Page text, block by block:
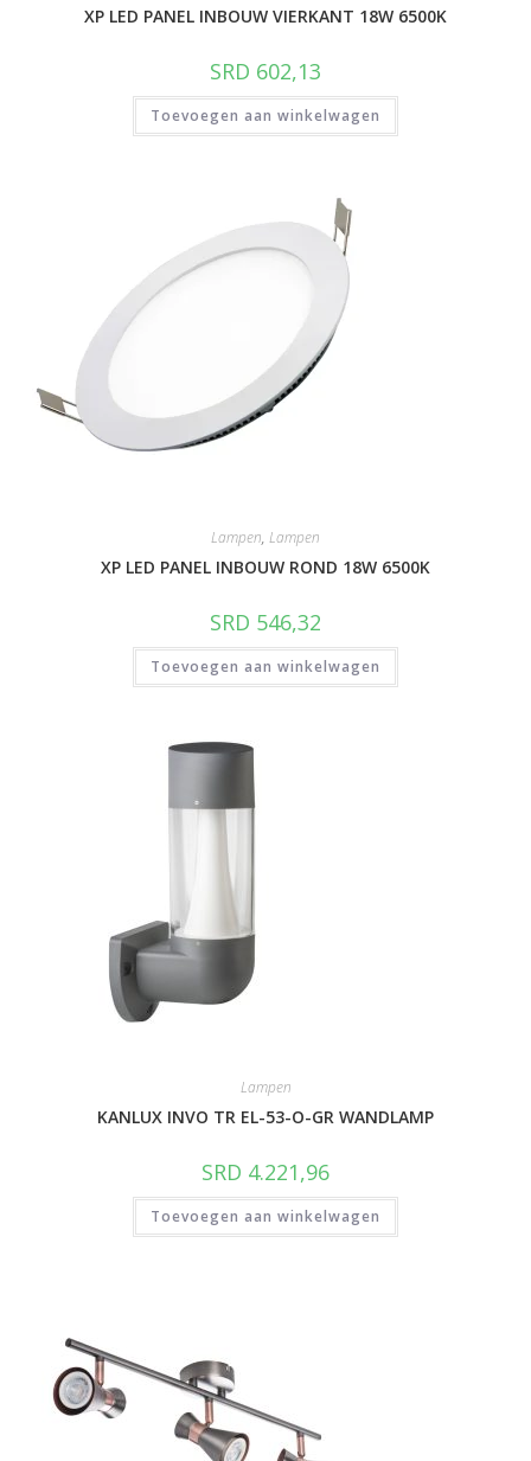
XP LED PANEL INBOUW VIERKANT 18W 6500K
SRD 602,13
Toevoegen aan winkelwagen
Lampen, Lampen
XP LED PANEL INBOUW ROND 18W 6500K
SRD 546,32
Toevoegen aan winkelwagen
Lampen
KANLUX INVO TR EL-53-O-GR WANDLAMP
SRD 4.221,96
Toevoegen aan winkelwagen